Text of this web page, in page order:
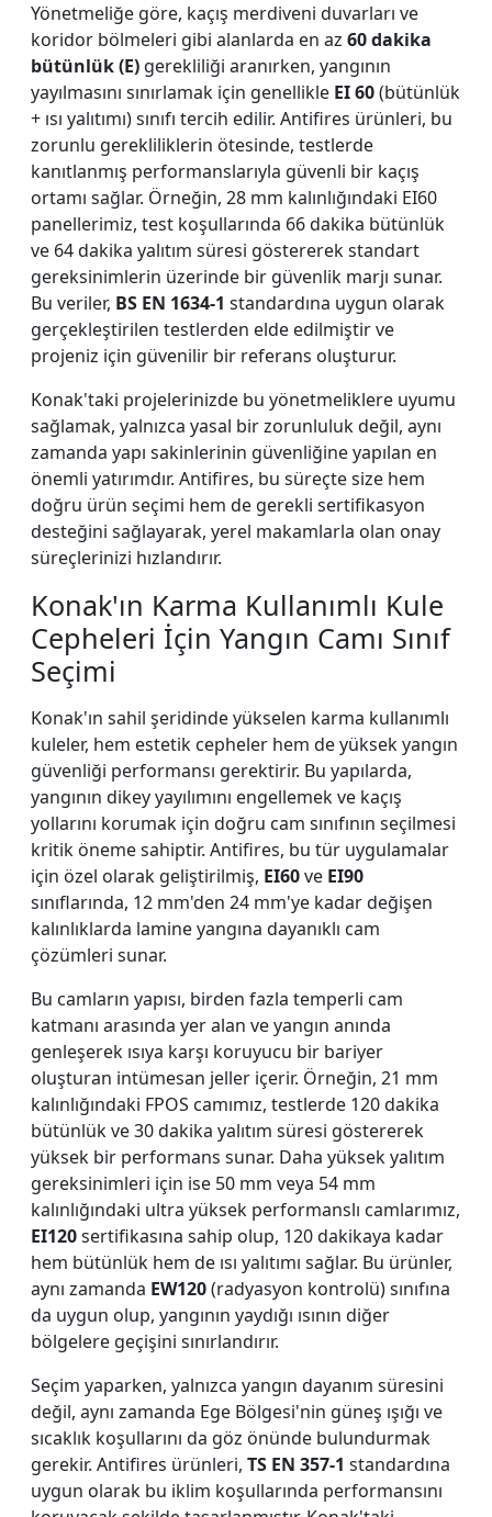
Yönetmeliğe göre, kaçış merdiveni duvarları ve
koridor bölmeleri gibi alanlarda en az 60 dakika
bütünlük (E) gerekliliği aranırken, yangının
yayılmasını sınırlamak için genellikle EI 60(bütünlük
+ ısı yalıtımı) sınıfı tercih edilir. Antifires ürünleri, bu
zorunlu gerekliliklerin ötesinde, testlerde
kanıtlanmış performanslarıyla güvenli bir kaçış
ortamı sağlar. Örneğin, 28 mm kalınlığındaki EI60
panellerimiz, test koşullarında 66 dakika bütünlük
ve 64 dakika yalıtım süresi göstererek standart
gereksinimlerin üzerinde bir güvenlik marjı sunar.
Bu veriler, BS EN 1634-1 standardına uygun olarak
gerçekleştirilen testlerden elde edilmiştir ve
projeniz için güvenilir bir referans oluşturur.
Konak'taki projelerinizde bu yönetmeliklere uyumu
sağlamak, yalnızca yasal bir zorunluluk değil, aynı
zamanda yapı sakinlerinin güvenliğine yapılan en
önemli yatırımdır. Antifires, bu süreçte size hem
doğru ürün seçimi hem de gerekli sertifikasyon
desteğini sağlayarak, yerel makamlarla olan onay
süreçlerinizi hızlandırır.
Konak'ın Karma Kullanımlı Kule
Cepheleri İçin Yangın Camı Sınıf
Seçimi
Konak'ın sahil şeridinde yükselen karma kullanımlı
kuleler, hem estetik cepheler hem de yüksek yangın
güvenliği performansı gerektirir. Bu yapılarda,
yangının dikey yayılımını engellemek ve kaçış
yollarını korumak için doğru cam sınıfının seçilmesi
kritik öneme sahiptir. Antifires, bu tür uygulamalar
için özel olarak geliştirilmiş, EI60ve EI90
sınıflarında, 12 mm'den 24 mm'ye kadar değişen
kalınlıklarda lamine yangına dayanıklı cam
çözümleri sunar.
Bu camların yapısı, birden fazla temperli cam
katmanı arasında yer alan ve yangın anında
genleşerek ısıya karşı koruyucu bir bariyer
oluşturan intümesan jeller içerir. Örneğin, 21 mm
kalınlığındaki FPOS camımız, testlerde 120 dakika
bütünlük ve 30 dakika yalıtım süresi göstererek
yüksek bir performans sunar. Daha yüksek yalıtım
gereksinimleri için ise 50 mm veya 54 mm
kalınlığındaki ultra yüksek performanslı camlarımız,
EI120sertifikasına sahip olup, 120 dakikaya kadar
hem bütünlük hem de ısı yalıtımı sağlar. Bu ürünler,
aynı zamanda EW120(radyasyon kontrolü) sınıfına
da uygun olup, yangının yaydığı ısının diğer
bölgelere geçişini sınırlandırır.
Seçim yaparken, yalnızca yangın dayanım süresini
değil, aynı zamanda Ege Bölgesi'nin güneş ışığı ve
sıcaklık koşullarını da göz önünde bulundurmak
gerekir. Antifires ürünleri, TS EN 357-1 standardına
uygun olarak bu iklim koşullarında performansını